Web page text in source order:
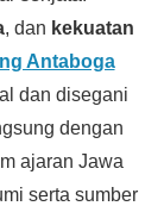
, dan kekuatan
Antaboga
dan disegani
dengan
ajaran Jawa
serta sumber